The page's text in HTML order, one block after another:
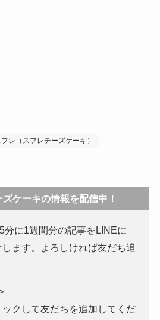
レ（スフレチーズケーキ）
ケーキの情報を配信中！
分に1週間分の記事をLINEに
ます。よろしければ友だち追
クして友だちを追加してくだ